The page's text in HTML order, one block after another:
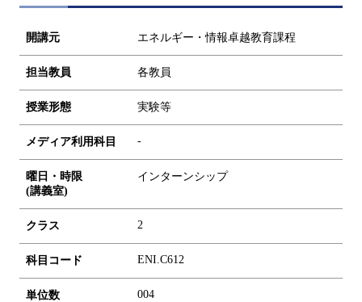
開講元 エネルギー・情報卓越教育課程
担当教員 各教員
授業形態 実験等
メディア利用科目 -
曜日・時限
(講義室)
インターンシップ
クラス 2
科目コード ENI.C612
単位数 004